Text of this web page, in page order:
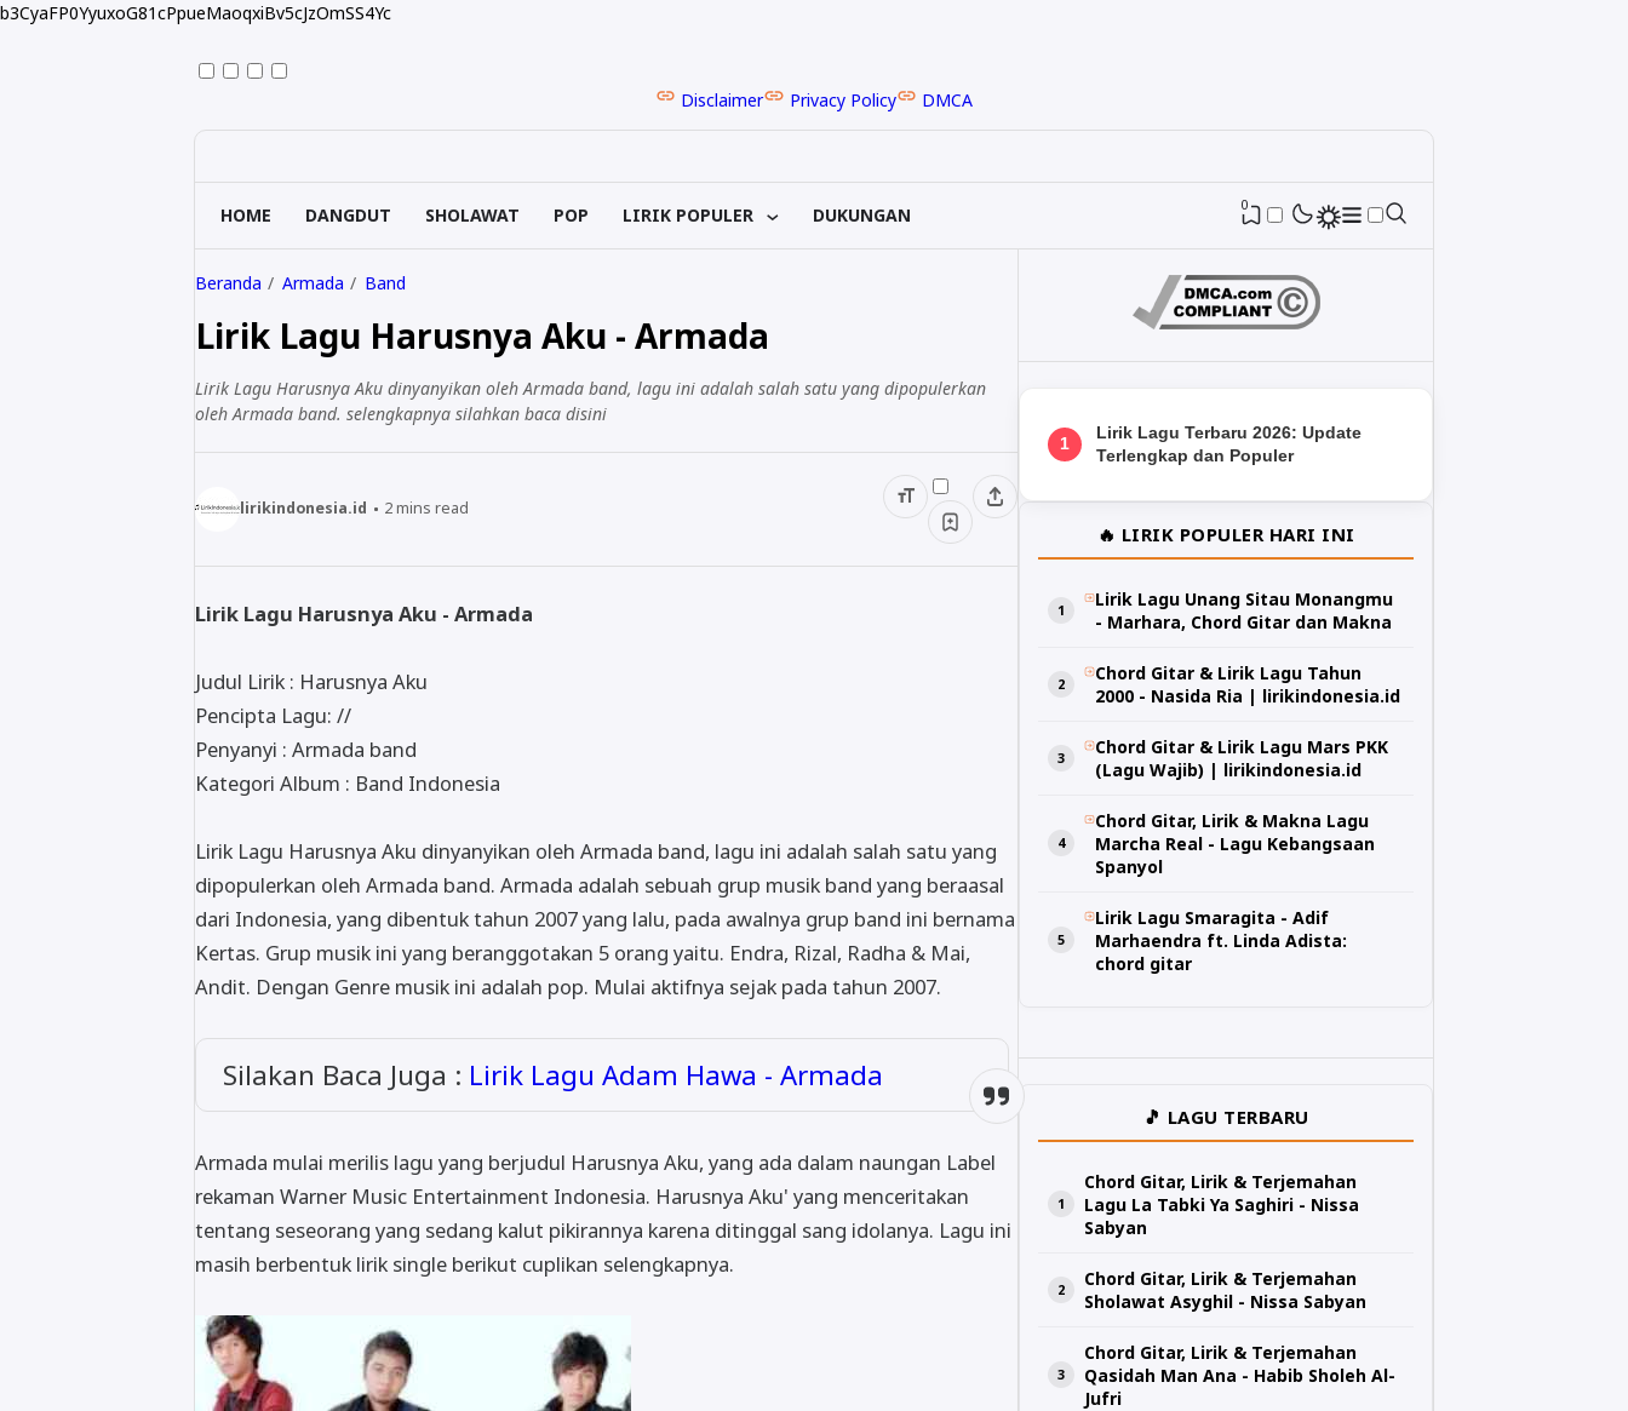
b3CyaFP0YyuxoG81cPpueMaoqxiBv5cJzOmSS4Yc
Disclaimer Privacy Policy DMCA
HOME DANGDUT SHOLAWAT POP LIRIK POPULER DUKUNGAN 0
Beranda Armada Band
Lirik Lagu Harusnya Aku - Armada
Lirik Lagu Harusnya Aku dinyanyikan oleh Armada band, lagu ini adalah salah satu yang dipopulerkan
oleh Armada band. selengkapnya silahkan baca disini
lirikindonesia.id 2mins read
Lirik Lagu Harusnya Aku - Armada
Judul Lirik : Harusnya Aku
Pencipta Lagu: //
Penyanyi : Armada band
Kategori Album : Band Indonesia
Lirik Lagu Harusnya Aku dinyanyikan oleh Armada band, lagu ini adalah salah satu yang
dipopulerkan oleh Armada band. Armada adalah sebuah grup musik band yang beraasal
dari Indonesia, yang dibentuk tahun 2007 yang lalu, pada awalnya grup band ini bernama
Kertas. Grup musik ini yang beranggotakan 5 orang yaitu. Endra, Rizal, Radha & Mai,
Andit. Dengan Genre musik ini adalah pop. Mulai aktifnya sejak pada tahun 2007.
Silakan Baca Juga : Lirik Lagu Adam Hawa - Armada
Armada mulai merilis lagu yang berjudul Harusnya Aku, yang ada dalam naungan Label
rekaman Warner Music Entertainment Indonesia. Harusnya Aku' yang menceritakan
tentang seseorang yang sedang kalut pikirannya karena ditinggal sang idolanya. Lagu ini
masih berbentuk lirik single berikut cuplikan selengkapnya.
1
Lirik Lagu Terbaru 2026: Update
Terlengkap dan Populer
🔥 LIRIK POPULER HARI INI
Lirik Lagu Unang Sitau Monangmu
- Marhara, Chord Gitar dan Makna
Chord Gitar & Lirik Lagu Tahun
2000 - Nasida Ria | lirikindonesia.id
Chord Gitar & Lirik Lagu Mars PKK
(Lagu Wajib) | lirikindonesia.id
Chord Gitar, Lirik & Makna Lagu
Marcha Real - Lagu Kebangsaan
Spanyol
Lirik Lagu Smaragita - Adif
Marhaendra ft. Linda Adista:
chord gitar
🎵 LAGU TERBARU
Chord Gitar, Lirik & Terjemahan
Lagu La Tabki Ya Saghiri - Nissa
Sabyan
Chord Gitar, Lirik & Terjemahan
Sholawat Asyghil - Nissa Sabyan
Chord Gitar, Lirik & Terjemahan
Qasidah Man Ana - Habib Sholeh Al-
Jufri